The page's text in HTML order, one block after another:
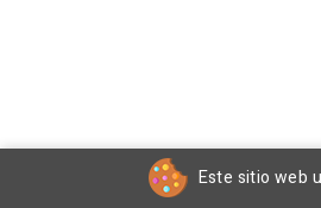
Este sitio web